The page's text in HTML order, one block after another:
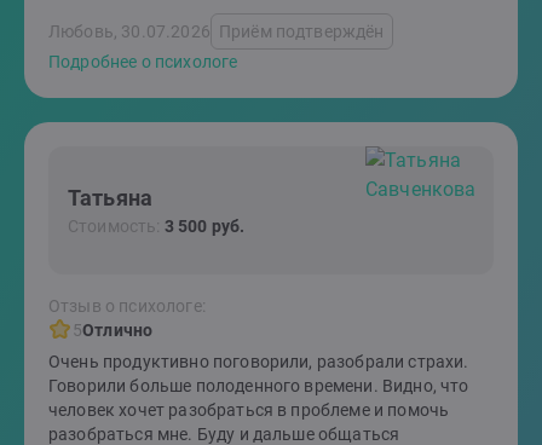
Любовь, 30.07.2026 Приём подтверждён
Подробнее о психологе
Татьяна
Стоимость: 3 500 руб.
Отзыв о психологе:
5Отлично
Очень продуктивно поговорили, разобрали страхи.
Говорили больше полоденного времени. Видно, что
человек хочет разобраться в проблеме и помочь
разобраться мне. Буду и дальше общаться